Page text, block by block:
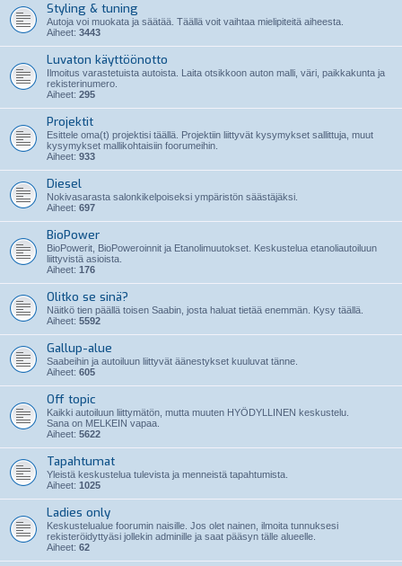
Styling & tuning
Autoja voi muokata ja säätää. Täällä voit vaihtaa mielipiteitä aiheesta.
Aiheet: 3443
Luvaton käyttöönotto
Ilmoitus varastetuista autoista. Laita otsikkoon auton malli, väri, paikkakunta ja
rekisterinumero.
Aiheet: 295
Projektit
Esittele oma(t) projektisi täällä. Projektiin liittyvät kysymykset sallittuja, muut
kysymykset mallikohtaisiin foorumeihin.
Aiheet: 933
Diesel
Nokivasarasta salonkikelpoiseksi ympäristön säästäjäksi.
Aiheet: 697
BioPower
BioPowerit, BioPoweroinnit ja Etanolimuutokset. Keskustelua etanoliautoiluun
liittyvistä asioista.
Aiheet: 176
Olitko se sinä?
Näitkö tien päällä toisen Saabin, josta haluat tietää enemmän. Kysy täällä.
Aiheet: 5592
Gallup-alue
Saabeihin ja autoiluun liittyvät äänestykset kuuluvat tänne.
Aiheet: 605
Off topic
Kaikki autoiluun liittymätön, mutta muuten HYÖDYLLINEN keskustelu.
Sana on MELKEIN vapaa.
Aiheet: 5622
Tapahtumat
Yleistä keskustelua tulevista ja menneistä tapahtumista.
Aiheet: 1025
Ladies only
Keskustelualue foorumin naisille. Jos olet nainen, ilmoita tunnuksesi
rekisteröidyttyäsi jollekin adminille ja saat pääsyn tälle alueelle.
Aiheet: 62